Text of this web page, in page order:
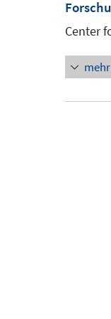
Center